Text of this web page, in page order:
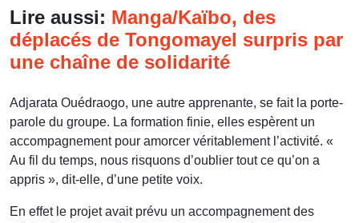
Lire aussi: Manga/Kaïbo, des
déplacés de Tongomayel surpris par
une chaîne de solidarité
Adjarata Ouédraogo, une autre apprenante, se fait la porte-
parole du groupe. La formation finie, elles espèrent un
accompagnement pour amorcer véritablement l’activité. «
Au fil du temps, nous risquons d’oublier tout ce qu’on a
appris », dit-elle, d’une petite voix.
En effet le projet avait prévu un accompagnement des